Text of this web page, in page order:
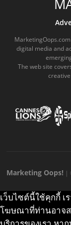
b
o
o
k
c
o
digital media and
The web site
Marketing Oops! |
เว็บไซต์นี้ใช้คุกกี้ เ
โฆษณาที่ท่านอาจ